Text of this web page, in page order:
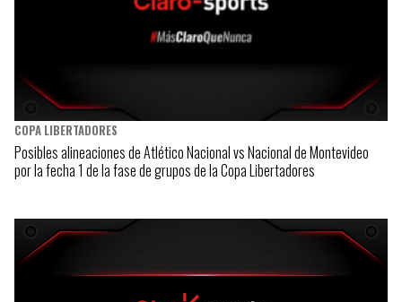
COPA LIBERTADORES
Posibles alineaciones de Atlético Nacional vs Nacional de Montevideo
por la fecha 1 de la fase de grupos de la Copa Libertadores